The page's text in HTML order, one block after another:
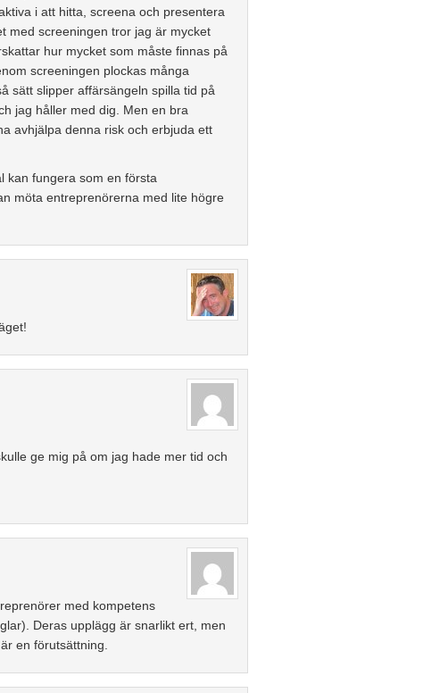
i att hitta, screena och presentera
med screeningen tror jag är mycket
hur mycket som måste finnas på
screeningen plockas många
sätt slipper affärsängeln spilla tid på
jag håller med dig. Men en bra
avhjälpa denna risk och erbjuda ett
kan fungera som en första
möta entreprenörerna med lite högre
ge mig på om jag hade mer tid och
med kompetens
Deras upplägg är snarlikt ert, men
en förutsättning.